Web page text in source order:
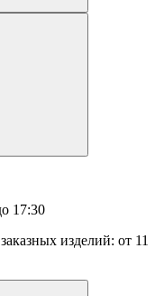
17:30
изделий: от 11